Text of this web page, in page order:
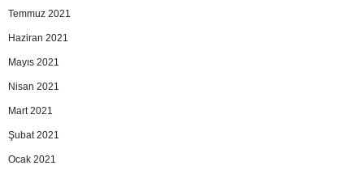
Temmuz 2021
Haziran 2021
Mayıs 2021
Nisan 2021
Mart 2021
Şubat 2021
Ocak 2021